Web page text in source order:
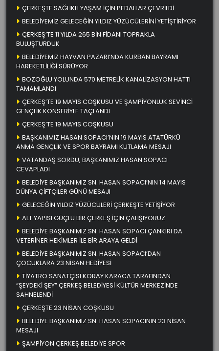
ÇERKEŞTE SAĞLIKLI YAŞAM İÇİN PEDALLAR ÇEVRİLDİ
BELEDİYEMİZ GELECEĞİN YILDIZ YÜZÜCÜLERİNİ YETİŞTİRİYOR
ÇERKEŞ’TE 11 YILDA 265 BİN FİDANI TOPRAKLA
BULUŞTURDUK
BELEDİYEMİZ HAYVAN PAZARI’NDA KURBAN BAYRAMI
HAREKETLİLİĞİ SÜRÜYOR
BOZOĞLU YOLUNDA 570 METRELİK KANALİZASYON HATTI
TAMAMLANDI
ÇERKEŞ’TE 19 MAYIS COŞKUSU VE ŞAMPİYONLUK SEVİNCİ
GENÇLİK KONSERİYLE TAÇLANDI
ÇERKEŞ’TE 19 MAYIS COŞKUSU
BAŞKANIMIZ HASAN SOPACI’NIN 19 MAYIS ATATÜRKÜ
ANMA GENÇLİK VE SPOR BAYRAMI KUTLAMA MESAJI
VATANDAŞ SORDU, BAŞKANIMIZ HASAN SOPACI
CEVAPLADI
BELEDİYE BAŞKANIMIZ SN. HASAN SOPACI’NIN 14 MAYIS
DÜNYA ÇİFTÇİLER GÜNÜ MESAJI
GELECEĞİN YILDIZ YÜZÜCÜLERİ ÇERKEŞTE YETİŞİYOR
ALT YAPISI GÜÇLÜ BİR ÇERKEŞ İÇİN ÇALIŞIYORUZ
BELEDİYE BAŞKANIMIZ SN. HASAN SOPACI ÇANKIRI DA
VETERİNER HEKİMLER İLE BİR ARAYA GELDİ
BELEDİYE BAŞKANIMIZ SN. HASAN SOPACI’DAN
ÇOCUKLARA 23 NİSAN HEDİYESİ
TİYATRO SANATÇISI KORAY KARACA TARAFINDAN
“ŞEYDEKİ ŞEY” ÇERKEŞ BELEDİYESİ KÜLTÜR MERKEZİNDE
SAHNELENDİ
ÇERKEŞTE 23 NİSAN COŞKUSU
BELEDİYE BAŞKANIMIZ SN. HASAN SOPACININ 23 NİSAN
MESAJI
ŞAMPİYON ÇERKEŞ BELEDİYE SPOR